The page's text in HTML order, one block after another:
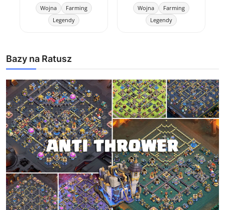
Wojna
Farming
Legendy
Wojna
Farming
Legendy
Bazy na Ratusz